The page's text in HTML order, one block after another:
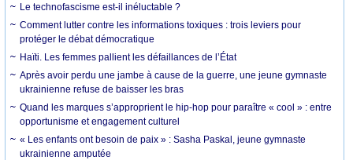
Le technofascisme est-il inéluctable ?
Comment lutter contre les informations toxiques : trois leviers pour
protéger le débat démocratique
Haïti. Les femmes pallient les défaillances de l’État
Après avoir perdu une jambe à cause de la guerre, une jeune gymnaste
ukrainienne refuse de baisser les bras
Quand les marques s’approprient le hip-hop pour paraître « cool » : entre
opportunisme et engagement culturel
« Les enfants ont besoin de paix » : Sasha Paskal, jeune gymnaste
ukrainienne amputée